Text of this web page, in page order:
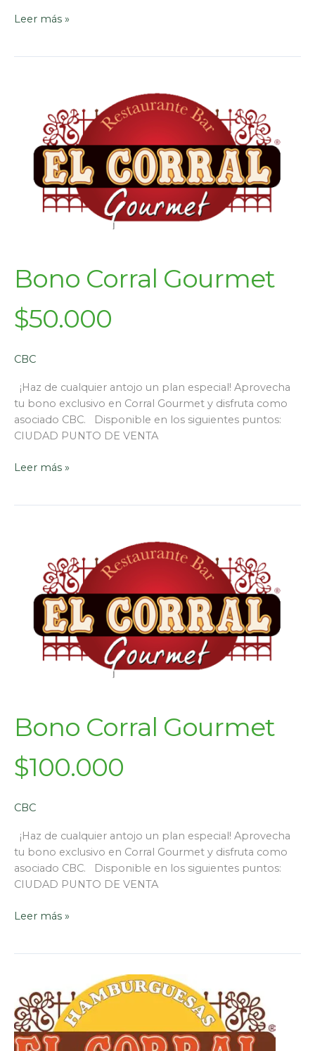
Leer más »
Bono Corral Gourmet
$50.000
CBC
¡Haz de cualquier antojo un plan especial! Aprovecha
tu bono exclusivo en Corral Gourmet y disfruta como
asociado CBC. Disponible en los siguientes puntos:
CIUDAD PUNTO DE VENTA
Leer más »
Bono Corral Gourmet
$100.000
CBC
¡Haz de cualquier antojo un plan especial! Aprovecha
tu bono exclusivo en Corral Gourmet y disfruta como
asociado CBC. Disponible en los siguientes puntos:
CIUDAD PUNTO DE VENTA
Leer más »